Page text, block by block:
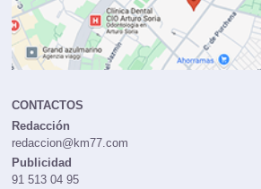
CONTACTOS
Redacción
redaccion@km77.com
Publicidad
91 513 04 95